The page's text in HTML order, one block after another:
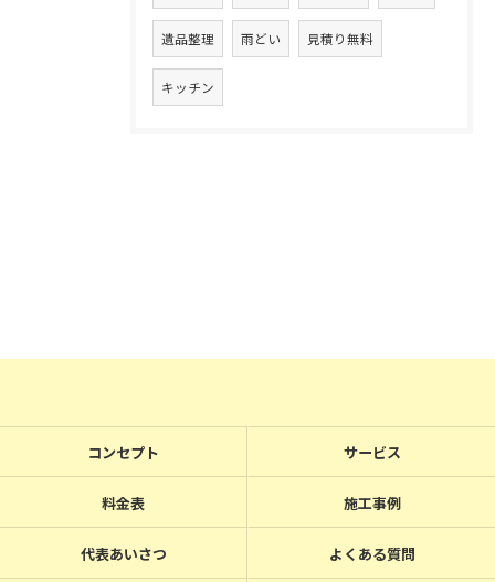
遺品整理 雨どい 見積り無料
キッチン
コンセプト サービス
料金表 施工事例
代表あいさつ よくある質問